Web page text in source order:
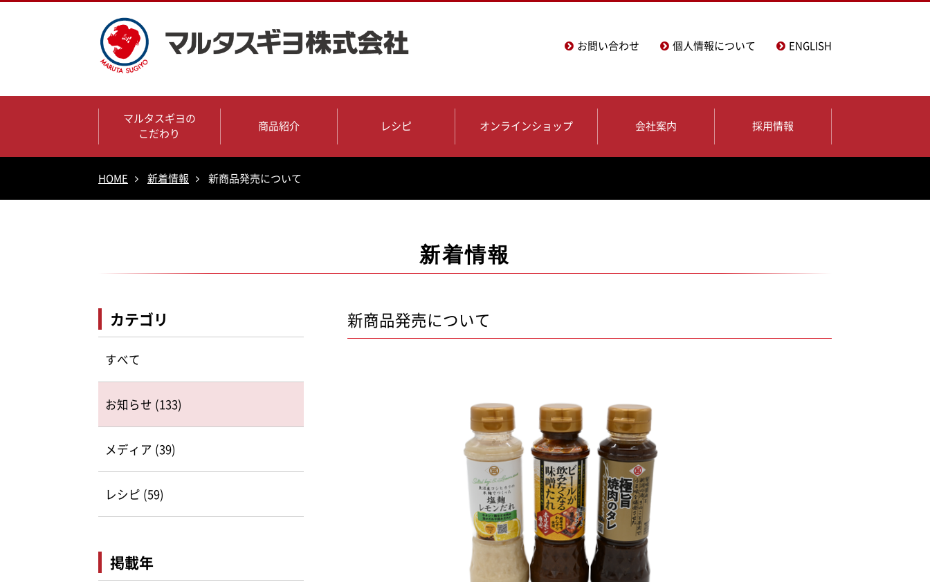
お問い合わせ 個人情報について ENGLISH
マルタスギヨの
こだわり
商品紹介 レシピ オンラインショップ 会社案内 採用情報
HOME 新着情報 新商品発売について
新着情報
新商品発売について
カテゴリ
すべて
お知らせ (133)
メディア (39)
レシピ (59)
掲載年